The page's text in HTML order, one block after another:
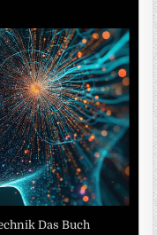
Das Buch